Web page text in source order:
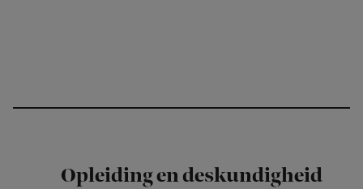
Opleiding en deskundigheid